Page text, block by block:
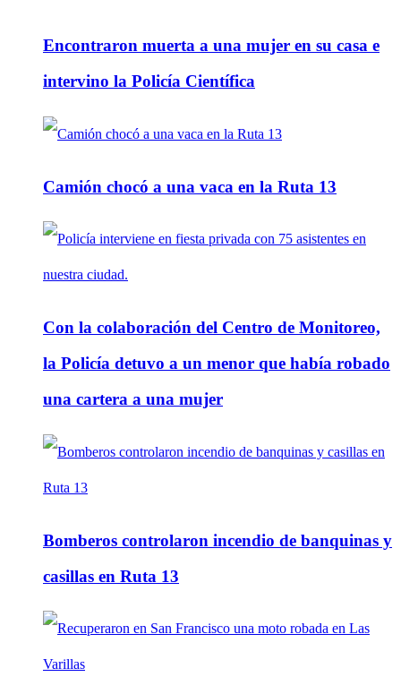
Encontraron muerta a una mujer en su casa e
intervino la Policía Científica
Camión chocó a una vaca en la Ruta 13
Con la colaboración del Centro de Monitoreo,
la Policía detuvo a un menor que había robado
una cartera a una mujer
Bomberos controlaron incendio de banquinas y
casillas en Ruta 13